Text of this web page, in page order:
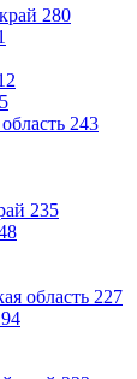
280
243
235
область 227